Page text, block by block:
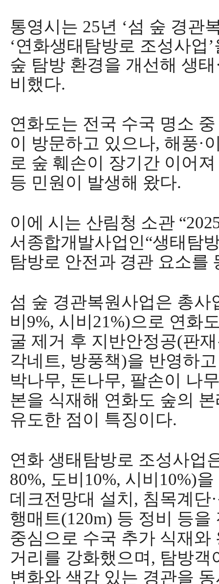
통영시는 25년 ‘섬 숲 경관
‘연화생태탐방로 조성사업 ’
숲 탐방 환경을 개선해 생태
비했 다.
연화도는 전국 수국 명소
이 방문하고 있으나, 해풍·
로 숲 훼손이 장기간 이어
등 민원이 발생해 왔다.
이에 시는 산림청 소관
서종합개발사업인“생태탐
탐방로 안전과 경관 요소를
섬 숲 경관복원사업은 총
비9%, 시비21%)으로 연화
굴 제거 후 지반안정공(판
각네트, 방풍책)을 반영하
박나무, 돈나무, 팔손이 나
본을 식재해 연화도 숲의
유도한 점이 특징이다.
연화 생태탐방로 조성사업
80%, 도비 10%, 시비 10%)을
데크전망대 설치, 침목계단·
행매트(120m) 등 정비 등을
중심으로 수국 추가 식재
거리를 강화했으며, 탐방객
변화와 색감 있는 경관을